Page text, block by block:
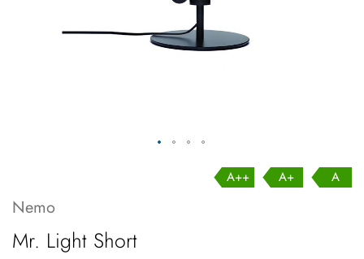
A++ A+ A
Nemo
Mr. Light Short